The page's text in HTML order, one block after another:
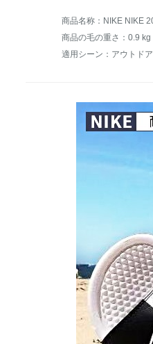
商品の毛の重さ：0.9 kg
適用シーン：アウトドア